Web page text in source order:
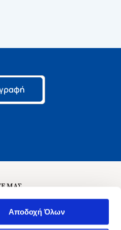
Αποδοχή Όλων
ΜΑΣ